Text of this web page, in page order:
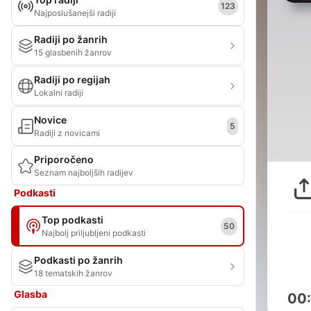
Najposlušanejši radiji
123
Radiji po žanrih
15 glasbenih žanrov
Radiji po regijah
Lokalni radiji
Novice
Radiji z novicami
5
Priporočeno
Seznam najboljših radijev
Podkasti
Top podkasti
Najbolj priljubljeni podkasti
50
Podkasti po žanrih
18 tematskih žanrov
Glasba